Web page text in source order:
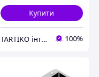
Купити
TARTIKO інтернет магазин для дому та дачі 100%